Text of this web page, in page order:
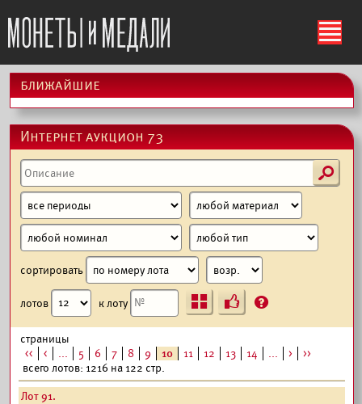
ś
ближайшие
Интернет аукцион 73
s
сортировать
лотов к лоту Ъ ?
страницы
<<
< ... 5 6 7 8 9 10 11 12 13 14 ... >
>>
всего лотов: 1216 на 122 стр.
Лот 91.